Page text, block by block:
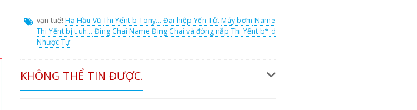
vạn tuế! Hạ Hầu VũThi Yếnt b Tony... Đại hiệp Yến Tử. Máy bơm Name
Thi Yếnt bị t uh... Đing Chai Name Đing Chai và đóng nắp Thi Yếnt b* d
Nhược Tự
KHÔNG THỂ TIN ĐƯỢC.